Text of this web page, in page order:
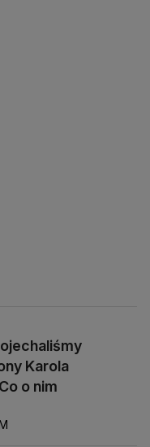
Karola
o nim